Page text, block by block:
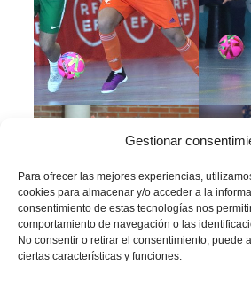
Gestionar
Para ofrecer las mejores experiencias,
cookies para almacenar y/o acceder a la
consentimiento de estas tecnologías nos
comportamiento de navegación o las
No consentir o retirar el consentimiento, puede
ciertas características y funciones.